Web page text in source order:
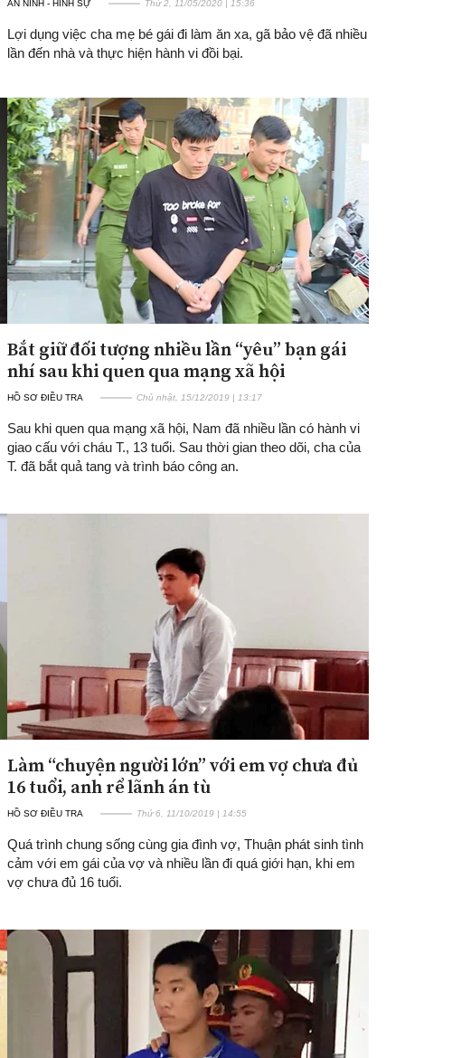
AN NINH - HÌNH SỰ Thứ 2, 11/05/2020 | 15:36
Lợi dụng việc cha mẹ bé gái đi làm ăn xa, gã bảo vệ đã nhiều
lần đến nhà và thực hiện hành vi đồi bại.
Bắt giữ đối tượng nhiều lần “yêu” bạn gái
nhí sau khi quen qua mạng xã hội
HỒ SƠ ĐIỀU TRA Chủ nhật, 15/12/2019 | 13:17
Sau khi quen qua mạng xã hội, Nam đã nhiều lần có hành vi
giao cấu với cháu T., 13 tuổi. Sau thời gian theo dõi, cha của
T. đã bắt quả tang và trình báo công an.
Làm “chuyện người lớn” với em vợ chưa đủ
16 tuổi, anh rể lãnh án tù
HỒ SƠ ĐIỀU TRA Thứ 6, 11/10/2019 | 14:55
Quá trình chung sống cùng gia đình vợ, Thuận phát sinh tình
cảm với em gái của vợ và nhiều lần đi quá giới hạn, khi em
vợ chưa đủ 16 tuổi.